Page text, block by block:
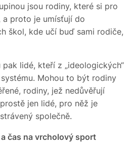
jsou rodiny, které si pro
a proto je umísťují do
škol, kde učí buď sami rodiče,
lidé, kteří z „ideologických“
Mohou to být rodiny
rodiny, jež nedůvěřují
jen lidé, pro něž je
společně.
čas na vrcholový sport